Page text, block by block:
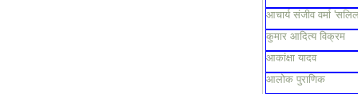
आचार्य संजीव वर्मा
कुमार आदित्य विक्रम
आकांक्षा यादव
आलोक पुराणिक